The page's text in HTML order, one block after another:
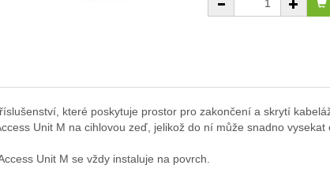
které poskytuje prostor pro zakončení a skrytí
Unit M na cihlovou zeď, jelikož do ní může snadno vysekat
Unit M se vždy instaluje na povrch.